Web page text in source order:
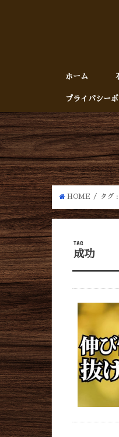
ホーム
プライバシー
HOME タグ
TAG
成功